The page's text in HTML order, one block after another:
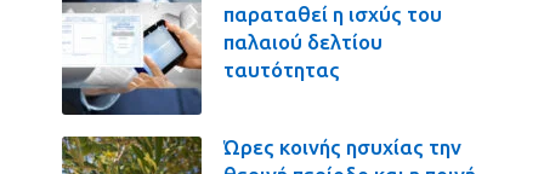
παραταθεί η ισχύς του
παλαιού δελτίου
ταυτότητας
Ώρες κοινής ησυχίας την